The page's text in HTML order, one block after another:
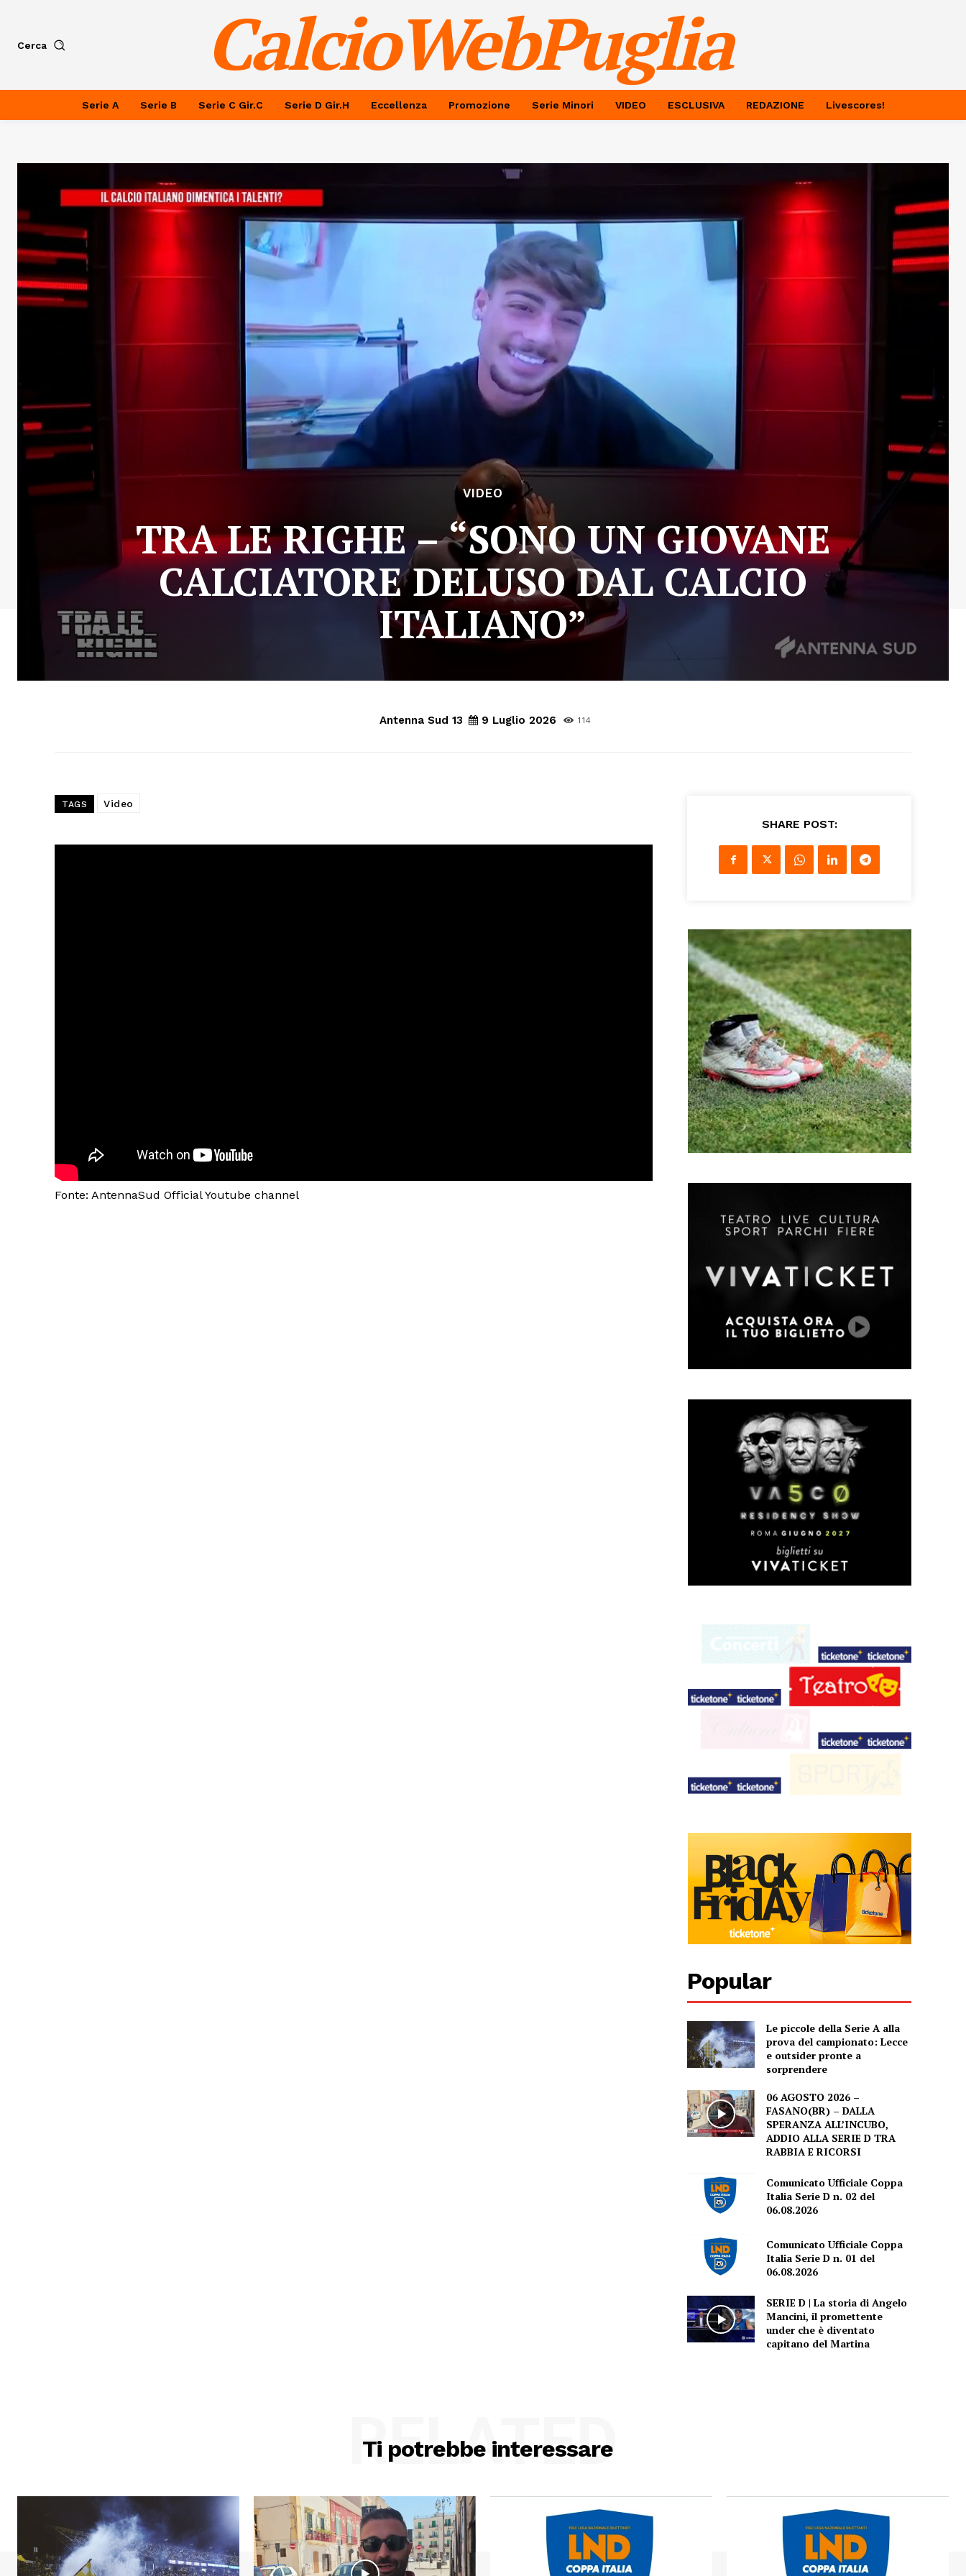
Cerca CalcioWebPuglia
Serie A Serie B Serie C Gir.C Serie D Gir.H Eccellenza Promozione Serie Minori VIDEO ESCLUSIVA REDAZIONE Livescores!
VIDEO
TRA LE RIGHE – “SONO UN GIOVANE
CALCIATORE DELUSO DAL CALCIO
ITALIANO”
Antenna Sud 13 9 Luglio 2026 114
TAGS Video
Fonte: AntennaSud Official Youtube channel
SHARE POST:
Popular
Le piccole della Serie A alla
prova del campionato: Lecce
e outsider pronte a
sorprendere
06 AGOSTO 2026 –
FASANO(BR) – DALLA
SPERANZA ALL’INCUBO,
ADDIO ALLA SERIE D TRA
RABBIA E RICORSI
Comunicato Ufficiale Coppa
Italia Serie D n. 02 del
06.08.2026
Comunicato Ufficiale Coppa
Italia Serie D n. 01 del
06.08.2026
SERIE D | La storia di Angelo
Mancini, il promettente
under che è diventato
capitano del Martina
Ti potrebbe interessare
RELATED